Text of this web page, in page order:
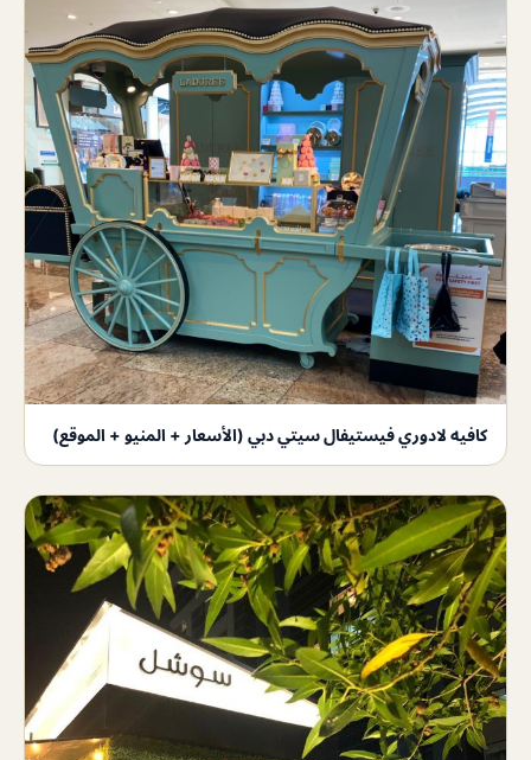
كافيه لادوري فيستيفال سيتي دبي (الأسعار + المنيو + الموقع)